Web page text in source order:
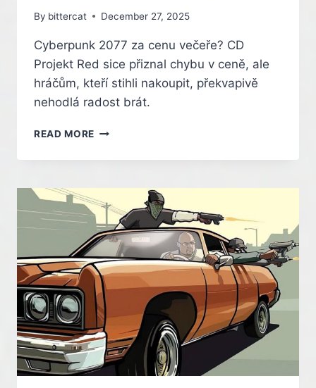
By bittercat December 27, 2025
Cyberpunk 2077 za cenu večeře? CD
Projekt Red sice přiznal chybu v ceně, ale
hráčům, kteří stihli nakoupit, překvapivě
nehodlá radost brát.
READ MORE SLEVOVÁ
PRO
JE
ÚSMĚVNÁ,
HRÁČI
SI
HRU
NECHAJÍ